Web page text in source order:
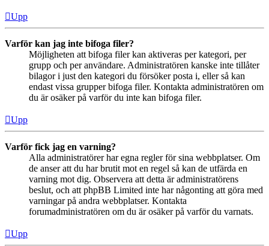
Upp
Varför kan jag inte bifoga filer?
Möjligheten att bifoga filer kan aktiveras per kategori, per
grupp och per användare. Administratören kanske inte tillåter
bilagor i just den kategori du försöker posta i, eller så kan
endast vissa grupper bifoga filer. Kontakta administratören om
du är osäker på varför du inte kan bifoga filer.
Upp
Varför fick jag en varning?
Alla administratörer har egna regler för sina webbplatser. Om
de anser att du har brutit mot en regel så kan de utfärda en
varning mot dig. Observera att detta är administratörens
beslut, och att phpBB Limited inte har någonting att göra med
varningar på andra webbplatser. Kontakta
forumadministratören om du är osäker på varför du varnats.
Upp